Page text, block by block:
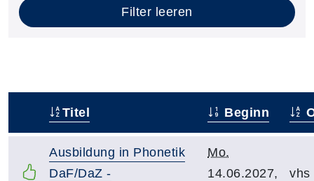
Filter leeren
Titel Beginn
Ausbildung in Phonetik
DaF/DaZ -
Mo.
14.06.2027,
vhs